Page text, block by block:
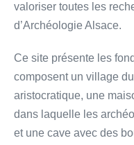
valoriser toutes les
d’Archéologie Alsace.
Ce site présente les
composent un village
aristocratique, une
dans laquelle les
et une cave avec des